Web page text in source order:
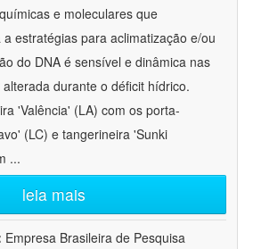
e moleculares que
estratégias para aclimatização e/ou
do DNA é sensível e dinâmica nas
durante o déficit hídrico.
'Valência' (LA) com os porta-
(LC) e tangerineira 'Sunki
...
leia mais
Empresa Brasileira de Pesquisa